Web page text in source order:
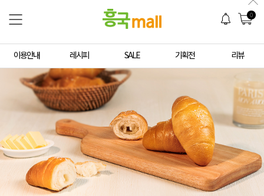
0
이용안내 레시피 SALE 기획전 리뷰